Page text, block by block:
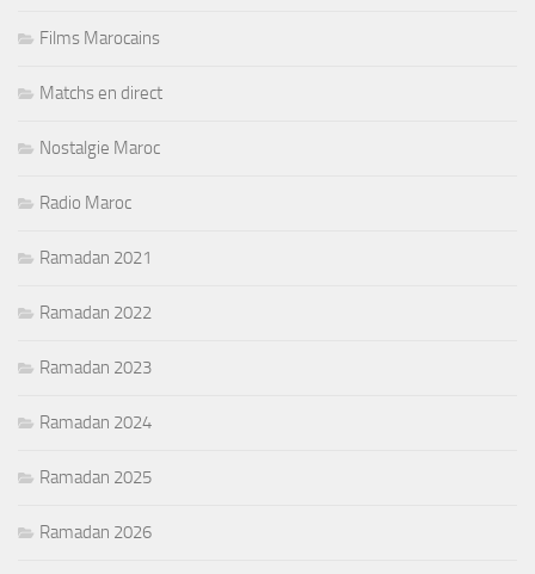
Films Marocains
Matchs en direct
Nostalgie Maroc
Radio Maroc
Ramadan 2021
Ramadan 2022
Ramadan 2023
Ramadan 2024
Ramadan 2025
Ramadan 2026